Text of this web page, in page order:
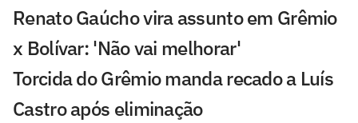
Renato Gaúcho vira assunto em Grêmio
x Bolívar: 'Não vai melhorar'
Torcida do Grêmio manda recado a Luís
Castro após eliminação